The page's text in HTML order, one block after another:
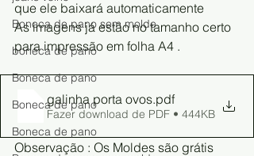
Boneca de pano sem molde
boneca de pano
Boneca de pano
Boneca de pano
Boneca de pano
que ele baixará automaticamente
As imagens já estão no tamanho certo
para impressão em folha A4 .
galinha porta ovos.pdf
Fazer download de PDF • 444KB
Observação : Os Moldes são grátis